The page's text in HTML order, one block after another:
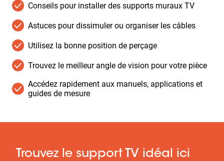
Conseils pour installer des supports muraux TV
Astuces pour dissimuler ou organiser les câbles
Utilisez la bonne position de perçage
Trouvez le meilleur angle de vision pour votre pièce
Accédez rapidement aux manuels, applications et
guides de mesure
Trouvez le support TV idéal ici